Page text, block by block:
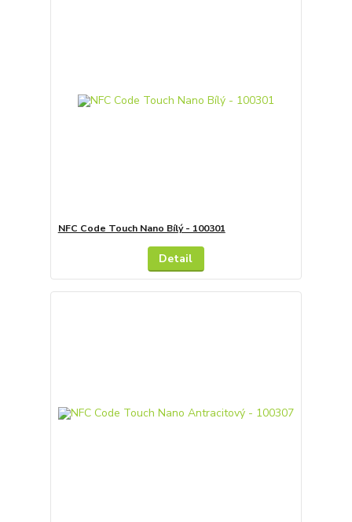
NFC Code Touch Nano Bílý - 100301
Detail